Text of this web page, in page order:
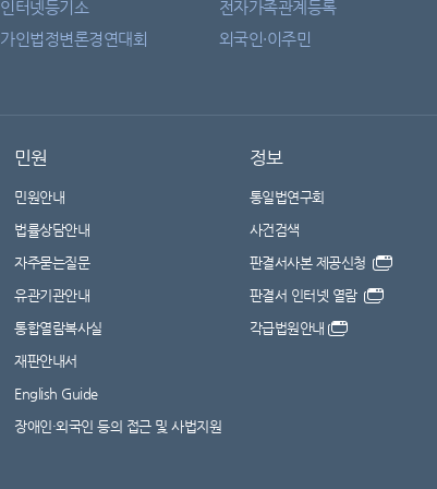
인터넷등기소 전자가족관계등록
가인법정변론경연대회 외국인·이주민
민원
민원안내
법률상담안내
자주묻는질문
유관기관안내
통합열람복사실
재판안내서
English Guide
장애인·외국인 등의 접근 및 사법지원
정보
통일법연구회
사건검색
판결서사본 제공신청
판결서 인터넷 열람
각급법원안내